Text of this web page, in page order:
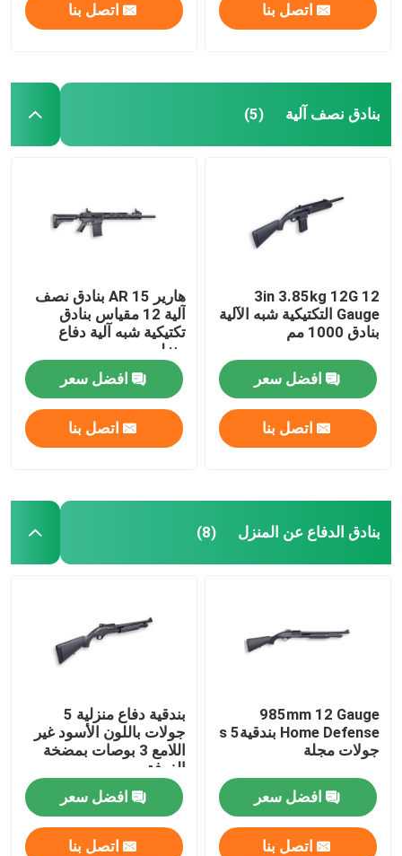
اتصل بنا اتصل بنا
بنادق نصف آلية (5)
3in 3.85kg 12G 12
Gauge التكتيكية شبه الآلية
بنادق 1000 مم
افضل سعر
اتصل بنا
هارير AR 15 بنادق نصف
آلية 12 مقياس بنادق
تكتيكية شبه آلية دفاع
منزلي
افضل سعر
اتصل بنا
بنادق الدفاع عن المنزل (8)
985mm 12 Gauge
Home Defense بندقيةs 5
جولات مجلة
افضل سعر
اتصل بنا
بندقية دفاع منزلية 5
جولات باللون الأسود غير
اللامع 3 بوصات بمضخة
الغرفة
افضل سعر
اتصل بنا